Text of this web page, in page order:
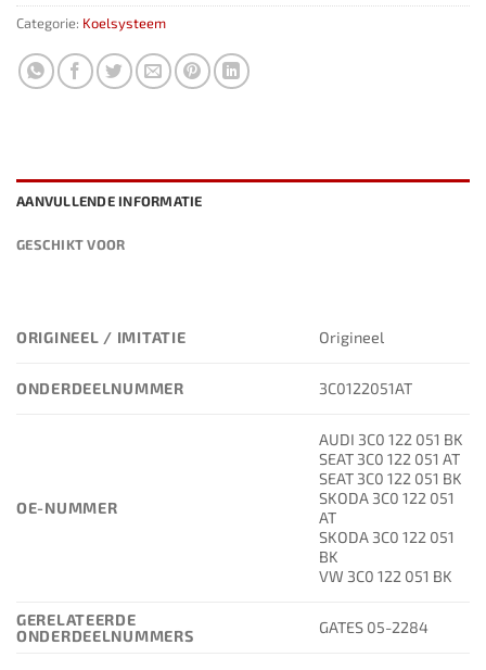
Categorie: Koelsysteem
AANVULLENDE INFORMATIE
GESCHIKT VOOR
ORIGINEEL / IMITATIE Origineel
ONDERDEELNUMMER 3C0122051AT
OE-NUMMER
AUDI 3C0 122 051 BK
SEAT 3C0 122 051 AT
SEAT 3C0 122 051 BK
SKODA 3C0 122 051
AT
SKODA 3C0 122 051
BK
VW 3C0 122 051 BK
GERELATEERDE
ONDERDEELNUMMERS
GATES 05-2284